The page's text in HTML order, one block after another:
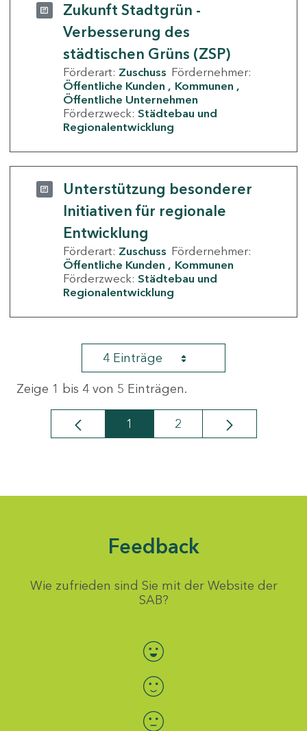
Zukunft Stadtgrün -
Verbesserung des
städtischen Grüns (ZSP)
Förderart: Zuschuss Fördernehmer:
Öffentliche Kunden
Kommunen
Öffentliche Unternehmen
Förderzweck: Städtebau und
Regionalentwicklung
Unterstützung besonderer
Initiativen für regionale
Entwicklung
Förderart: Zuschuss Fördernehmer:
Öffentliche Kunden
Kommunen
Förderzweck: Städtebau und
Regionalentwicklung
4 Einträge
Zeige 1 bis 4 von 5 Einträgen.
Seite
1 Seite
2
Feedback
Wie zufrieden sind Sie mit der Website der
SAB?
Bewertung auswählen